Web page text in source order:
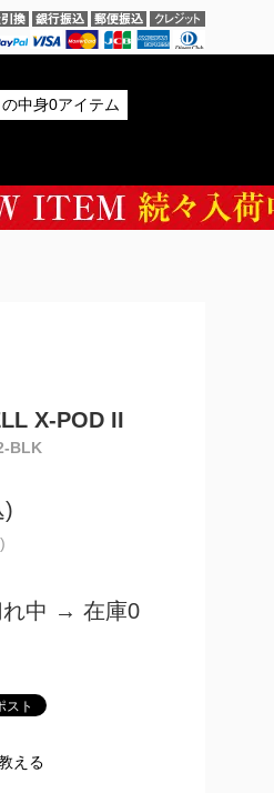
中身0アイテム
X-POD II
BLK
)
れ中 → 在庫0
える